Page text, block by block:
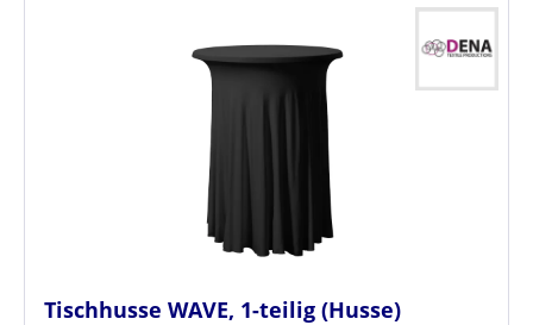
Tischhusse WAVE, 1-teilig (Husse)